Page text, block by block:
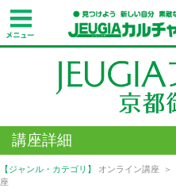
講座詳細
【ジャンル・カテゴリ】 オンライン講座
座